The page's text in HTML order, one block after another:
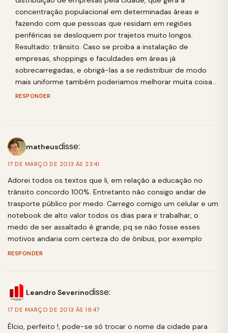
concentração populacional em determinadas áreas e
fazendo com que pessoas que residam em regiões
periféricas se desloquem por trajetos muito longos.
Resultado: trânsito. Caso se proiba a instalação de
empresas, shoppings e faculdades em áreas já
sobrecarregadas, e obrigá-las a se redistribuir de modo
mais uniforme também poderiamos melhorar muita coisa…
RESPONDER
matheusdisse:
17 DE MARÇO DE 2013 ÀS 23:41
Adorei todos os textos que li, em relação a educação no
trânsito concordo 100%. Entretanto não consigo andar de
trasporte público por medo. Carrego comigo um celular e um
notebook de alto valor todos os dias para ir trabalhar, o
medo de ser assaltado é grande, pq se não fosse esses
motivos andaria com certeza do de ônibus, por exemplo
RESPONDER
Leandro Severinodisse:
17 DE MARÇO DE 2013 ÀS 19:47
Élcio, perfeito !, pode-se só trocar o nome da cidade para